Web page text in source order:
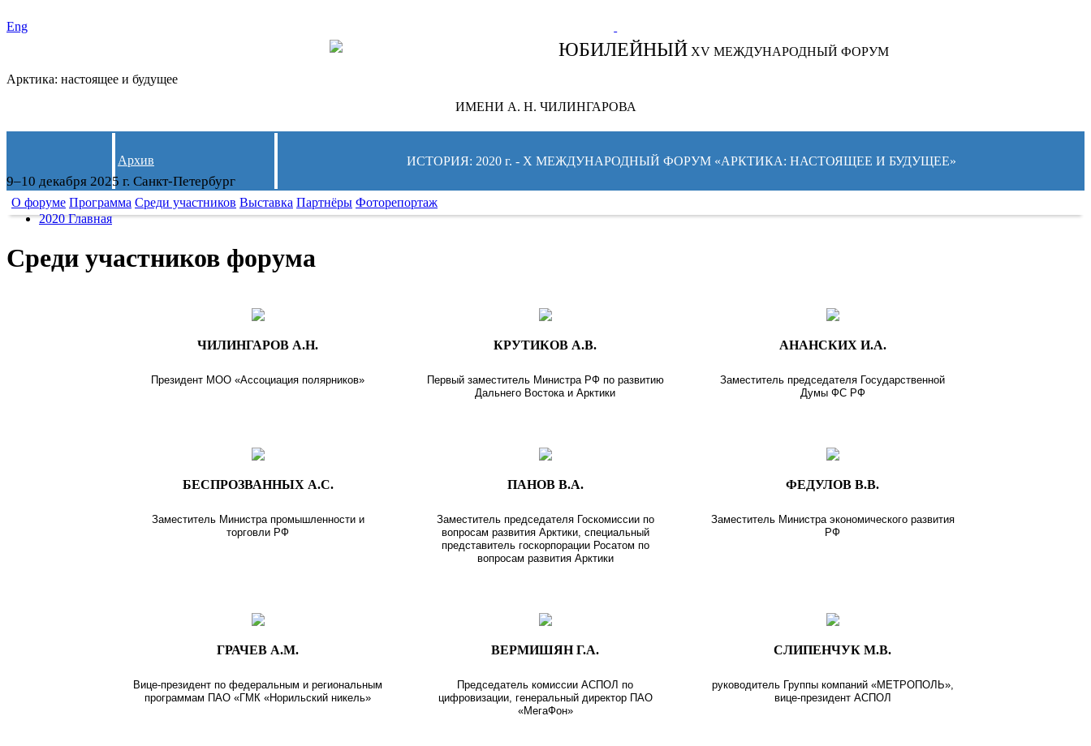
Eng
ЮБИЛЕЙНЫЙ XV МЕЖДУНАРОДНЫЙ ФОРУМ
Арктика: настоящее и будущее
ИМЕНИ А. Н. ЧИЛИНГАРОВА
9–10 декабря 2025 г. Санкт-Петербург
Архив ИСТОРИЯ: 2020 г. - X МЕЖДУНАРОДНЫЙ ФОРУМ «АРКТИКА: НАСТОЯЩЕЕ И БУДУЩЕЕ»
О форуме Программа Среди участников Выставка Партнёры Фоторепортаж
2020 Главная
Среди участников форума
ЧИЛИНГАРОВ А.Н.
Президент МОО «Ассоциация полярников»
КРУТИКОВ А.В.
Первый заместитель Министра РФ по развитию
Дальнего Востока и Арктики
АНАНСКИХ И.А.
Заместитель председателя Государственной
Думы ФС РФ
БЕСПРОЗВАННЫХ А.С.
Заместитель Министра промышленности и
торговли РФ
ПАНОВ В.А.
Заместитель председателя Госкомиссии по
вопросам развития Арктики, специальный
представитель госкорпорации Росатом по
вопросам развития Арктики
ФЕДУЛОВ В.В.
Заместитель Министра экономического развития
РФ
ГРАЧЕВ А.М.
Вице-президент по федеральным и региональным
программам ПАО «ГМК «Норильский никель»
ВЕРМИШЯН Г.А.
Председатель комиссии АСПОЛ по
цифровизации, генеральный директор ПАО
«МегаФон»
СЛИПЕНЧУК М.В.
руководитель Группы компаний «МЕТРОПОЛЬ»,
вице-президент АСПОЛ